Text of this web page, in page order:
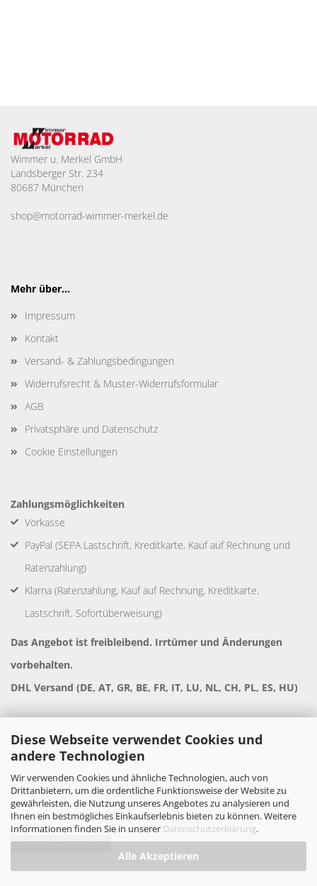
Diese Webseite verwendet Cookies und
andere Technologien
Wir verwenden Cookies und ähnliche Technologien, auch von
Drittanbietern, um die ordentliche Funktionsweise der Website zu
gewährleisten, die Nutzung unseres Angebotes zu analysieren und
Ihnen ein bestmögliches Einkaufserlebnis bieten zu können. Weitere
Informationen finden Sie in unserer Datenschutzerklärung.
Alle Akzeptieren
Wimmer u. Merkel GmbH
Landsberger Str. 234
80687 München
shop@motorrad-wimmer-merkel.de
Mehr über...
Impressum
Kontakt
Versand- & Zahlungsbedingungen
Widerrufsrecht & Muster-Widerrufsformular
AGB
Privatsphäre und Datenschutz
Cookie Einstellungen
Zahlungsmöglichkeiten
Vorkasse
PayPal (SEPA Lastschrift, Kreditkarte, Kauf auf Rechnung und
Ratenzahlung)
Klarna (Ratenzahlung, Kauf auf Rechnung, Kreditkarte,
Lastschrift, Sofortüberweisung)
Das Angebot ist freibleibend. Irrtümer und Änderungen
vorbehalten.
DHL Versand (DE, AT, GR, BE, FR, IT, LU, NL, CH, PL, ES, HU)
Vertrag widerrufen